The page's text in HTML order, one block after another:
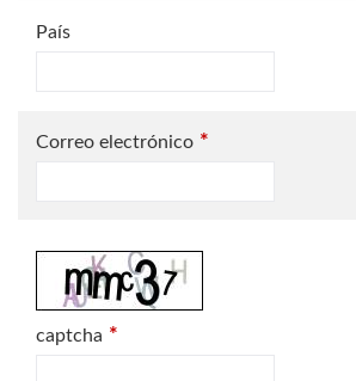
País
Correo electrónico *
captcha *